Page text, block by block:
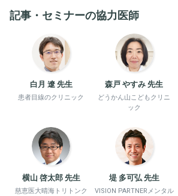
記事・セミナーの協力医師
白月 遼 先生
患者目線のクリニック
森戸 やすみ 先生
どうかん山こどもクリニ
ック
横山 啓太郎 先生
慈恵医大晴海トリトンク
堤 多可弘 先生
VISION PARTNERメンタル